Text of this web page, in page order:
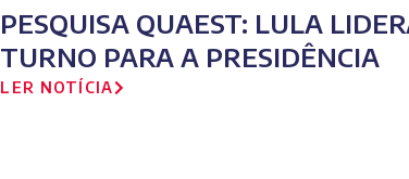
PESQUISA QUAEST: LULA
TURNO PARA A PRESIDÊNCIA
LER NOTÍCIA